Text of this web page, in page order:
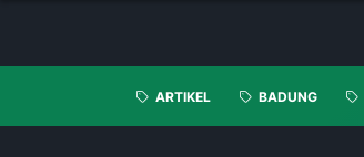
ARTIKEL BADUNG